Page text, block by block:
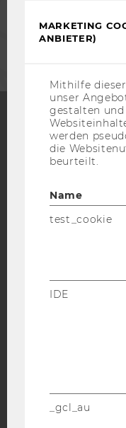
UNTERNEHMEN
MARKETING
ANBIETER)
Mithilfe
unser
gestalten und
werden
die
beurteilt.
Name
test_cookie
IDE
_gcl_au